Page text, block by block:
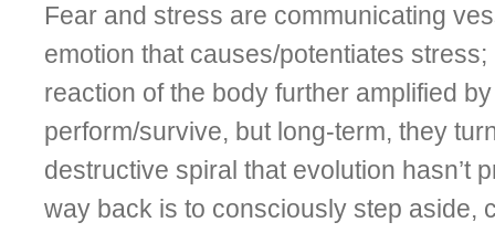
Fear and stress are communicating
emotion that causes/potentiates
reaction of the body further amplified
perform/survive, but long-term, they
destructive spiral that evolution hasn’t
way back is to consciously step aside,